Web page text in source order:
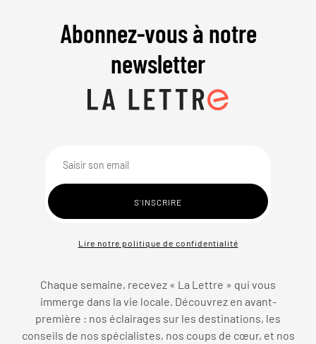
Abonnez-vous à notre
newsletter
Lire notre politique de confidentialité
Chaque semaine, recevez « La Lettre » qui vous
immerge dans la vie locale. Découvrez en avant-
première : nos éclairages sur les destinations, les
conseils de nos spécialistes, nos coups de cœur, et nos